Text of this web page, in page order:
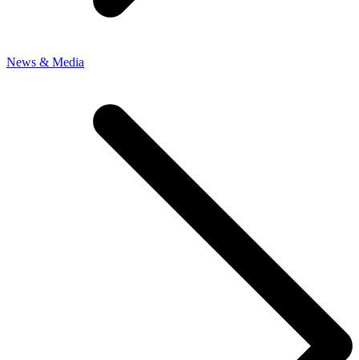
News & Media